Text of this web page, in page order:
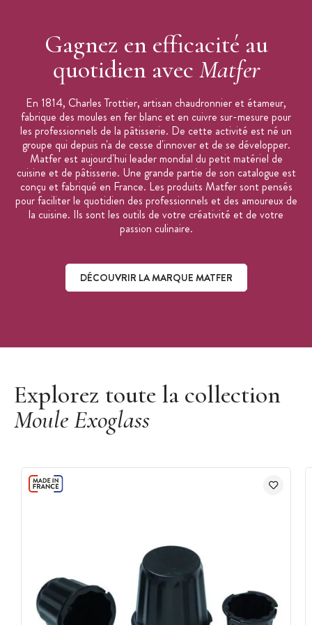
Gagnez en efficacité au
quotidien avec Matfer
En 1814, Charles Trottier, artisan chaudronnier et étameur,
fabrique des moules en fer blanc et en cuivre sur-mesure pour
les professionnels de la pâtisserie. De cette activité est né un
groupe qui depuis n'a de cesse d'innover et de se développer.
Matfer est aujourd'hui leader mondial du petit matériel de
cuisine et de pâtisserie. Une grande partie de son catalogue est
conçu et fabriqué en France. Les produits Matfer sont pensés
pour faciliter le quotidien des professionnels et des amoureux de
la cuisine. Ils sont les outils de votre créativité et de votre
passion culinaire.
DÉCOUVRIR LA MARQUE MATFER
Explorez toute la collection
Moule Exoglass